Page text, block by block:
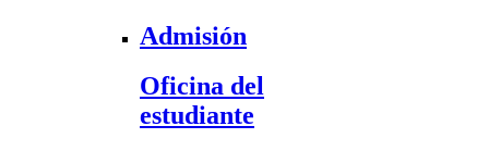
Admisión
Oficina del
estudiante